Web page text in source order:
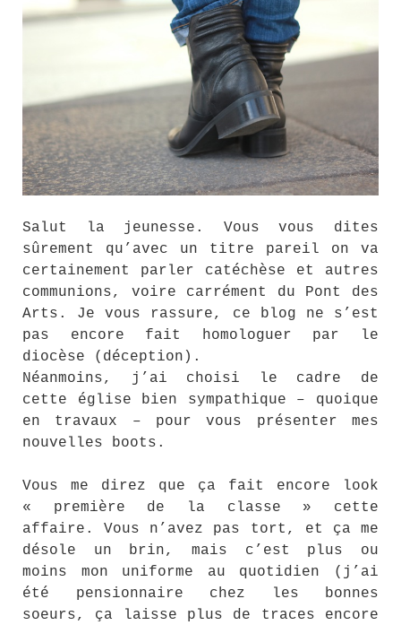
Salut la jeunesse. Vous vous dites
sûrement qu’avec un titre pareil on va
certainement parler catéchèse et autres
communions, voire carrément du Pont des
Arts. Je vous rassure, ce blog ne s’est
pas encore fait homologuer par le
diocèse (déception).
Néanmoins, j’ai choisi le cadre de
cette église bien sympathique – quoique
en travaux – pour vous présenter mes
nouvelles boots.
Vous me direz que ça fait encore look
« première de la classe » cette
affaire. Vous n’avez pas tort, et ça me
désole un brin, mais c’est plus ou
moins mon uniforme au quotidien (j’ai
été pensionnaire chez les bonnes
soeurs, ça laisse plus de traces encore